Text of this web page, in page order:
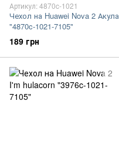
Артикул: 4870c-1021
Чехол на Huawei Nova 2 Акула
"4870c-1021-7105"
189 грн